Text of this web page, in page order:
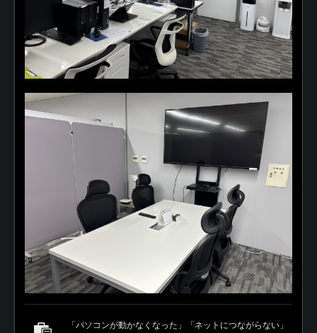
「パソコンが動かなくなった」「ネットにつながらない」